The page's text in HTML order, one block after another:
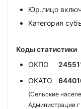
Юр.лицо
Категория
Коды статистики
ОКПО
ОКАТО
(Сельские
Администрации